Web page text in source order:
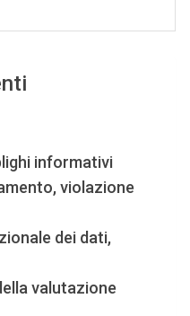
informativi
violazione
dei dati,
valutazione